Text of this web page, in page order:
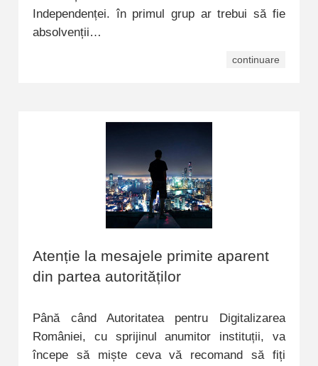
Independenței. în primul grup ar trebui să fie
absolvenții…
continuare
Atenție la mesajele primite aparent
din partea autorităților
Până când Autoritatea pentru Digitalizarea
României, cu sprijinul anumitor instituții, va
începe să miște ceva vă recomand să fiți